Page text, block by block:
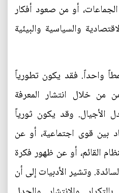
أو من صعود أفكار
والسياسية والبيئية
واحداً. فقد يكون تطورياً
من خلال انتشار المعرفة
الأجيال. وقد يكون ثورياً
بين قوى اجتماعية، أو عن
القائم، أو عن ظهور فكرة
وتشير الأدبيات إلى أن